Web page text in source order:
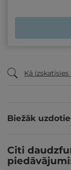
Kā
Biežāk
Citi